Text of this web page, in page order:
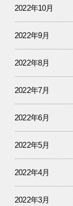
2022年10月
2022年9月
2022年8月
2022年7月
2022年6月
2022年5月
2022年4月
2022年3月